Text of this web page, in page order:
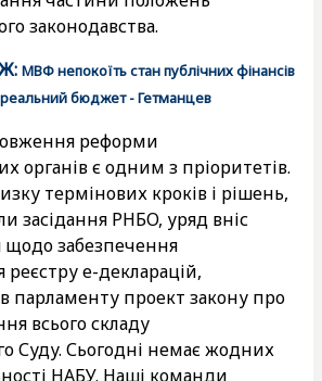
законодавства.
МВФ непокоїть стан публічних фінансів
бюджет - Гетманцев
реформи
органів є одним з пріоритетів.
термінових кроків і рішень,
засідання РНБО, уряд вніс
забезпечення
е-декларацій,
парламенту проект закону про
всього складу
Суду. Сьогодні немає жодних
НАБУ. Наші команди